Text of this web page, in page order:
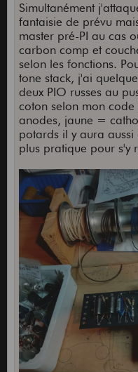
Simultanément
fantaisie de prévu
master pré-PI au cas
carbon comp et
selon les fonctions.
tone stack, j'ai
deux PIO russes au
coton selon mon
anodes, jaune =
potards il y aura
plus pratique pour s'y